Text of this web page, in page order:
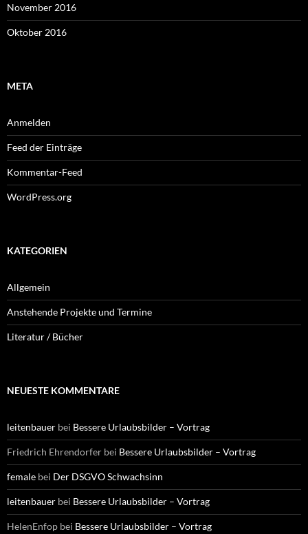
November 2016
Oktober 2016
META
Anmelden
Feed der Einträge
Kommentar-Feed
WordPress.org
KATEGORIEN
Allgemein
Anstehende Projekte und Termine
Literatur / Bücher
NEUESTE KOMMENTARE
leitenbauer bei Bessere Urlaubsbilder – Vortrag
Friedrich Ehrendorfer bei Bessere Urlaubsbilder – Vortrag
female bei Der DSGVO Schwachsinn
leitenbauer bei Bessere Urlaubsbilder – Vortrag
HelenEnfop bei Bessere Urlaubsbilder – Vortrag